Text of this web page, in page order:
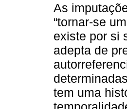
As
“tornar-se
existe por si
adepta de
tem uma